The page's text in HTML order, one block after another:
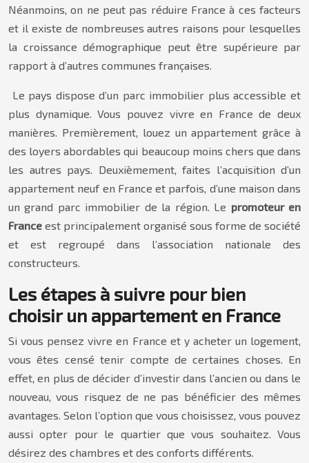
Néanmoins, on ne peut pas réduire France à ces facteurs
et il existe de nombreuses autres raisons pour lesquelles
la croissance démographique peut être supérieure par
rapport à d’autres communes françaises.
Le pays dispose d’un parc immobilier plus accessible et
plus dynamique. Vous pouvez vivre en France de deux
manières. Premièrement, louez un appartement grâce à
des loyers abordables qui beaucoup moins chers que dans
les autres pays. Deuxièmement, faites l’acquisition d’un
appartement neuf en France et parfois, d’une maison dans
un grand parc immobilier de la région. Le promoteur en
France est principalement organisé sous forme de société
et est regroupé dans l’association nationale des
constructeurs.
Les étapes à suivre pour bien
choisir un appartement en France
Si vous pensez vivre en France et y acheter un logement,
vous êtes censé tenir compte de certaines choses. En
effet, en plus de décider d’investir dans l’ancien ou dans le
nouveau, vous risquez de ne pas bénéficier des mêmes
avantages. Selon l’option que vous choisissez, vous pouvez
aussi opter pour le quartier que vous souhaitez. Vous
désirez des chambres et des conforts différents.